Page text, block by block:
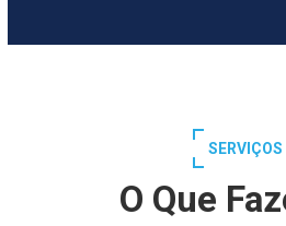
SERVIÇOS
O Que